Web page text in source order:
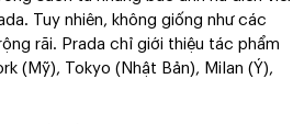
Tuy nhiên, không giống như các
rãi. Prada chỉ giới thiệu tác phẩm
(Mỹ), Tokyo (Nhật Bản), Milan (Ý),